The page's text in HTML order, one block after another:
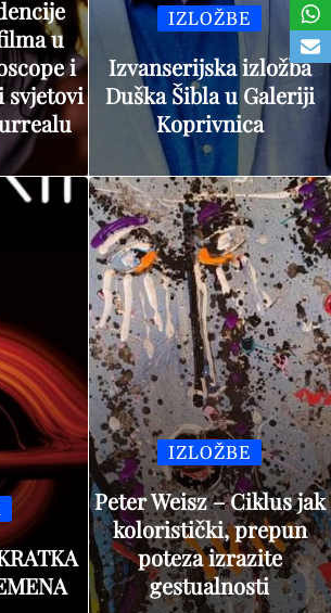
u
i
IZLOŽBE
Izvanserijska izložba
Duška Šibla u Galeriji
Koprivnica
IZLOŽBE
Peter Weisz – Ciklus jak
koloristički, prepun
poteza izrazite
gestualnosti